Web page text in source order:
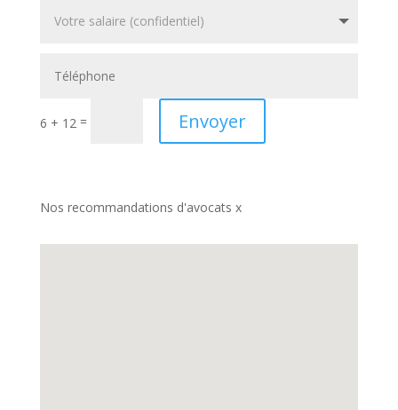
6 + 12 = Envoyer
Nos recommandations d'avocats x